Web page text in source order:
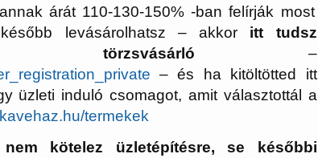
árát 110-130-150% -ban felírják most
levásárolhatsz – akkor itt tudsz
törzsvásárló –
– és ha kitöltötted itt
üzleti induló csomagot, amit választottál a
termekek
kötelez üzletépítésre, se későbbi